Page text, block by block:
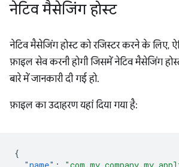
नेटिव मैसेजिंग होस्ट
नेटिव मैसेजिंग होस्ट को रजिस्टर करने के लिए,
फ़ाइल सेव करनी होगी जिसमें नेटिव मैसेजिंग
बारे में जानकारी दी गई हो.
फ़ाइल का उदाहरण यहां दिया गया है:
{